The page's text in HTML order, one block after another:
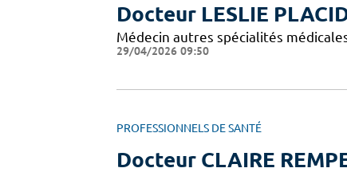
Docteur LESLIE
Médecin autres spécialités
29/04/2026 09:50
PROFESSIONNELS DE SANTÉ
Docteur CLAIRE